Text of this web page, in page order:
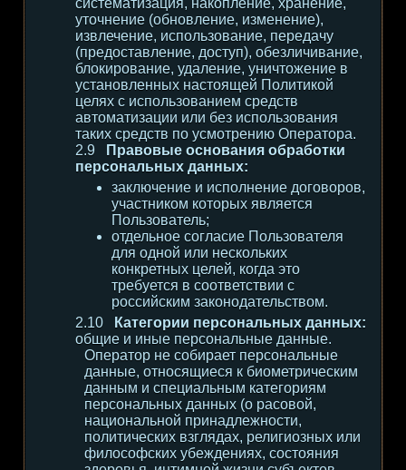
систематизация, накопление, хранение,
уточнение (обновление, изменение),
извлечение, использование, передачу
(предоставление, доступ), обезличивание,
блокирование, удаление, уничтожение в
установленных настоящей Политикой
целях с использованием средств
автоматизации или без использования
таких средств по усмотрению Оператора.
Правовые основания обработки
персональных данных:
заключение и исполнение договоров,
участником которых является
Пользователь;
отдельное согласие Пользователя
для одной или нескольких
конкретных целей, когда это
требуется в соответствии с
российским законодательством.
Категории персональных данных:
общие и иные персональные данные.
Оператор не собирает персональные
данные, относящиеся к биометрическим
данным и специальным категориям
персональных данных (о расовой,
национальной принадлежности,
политических взглядах, религиозных или
философских убеждениях, состояния